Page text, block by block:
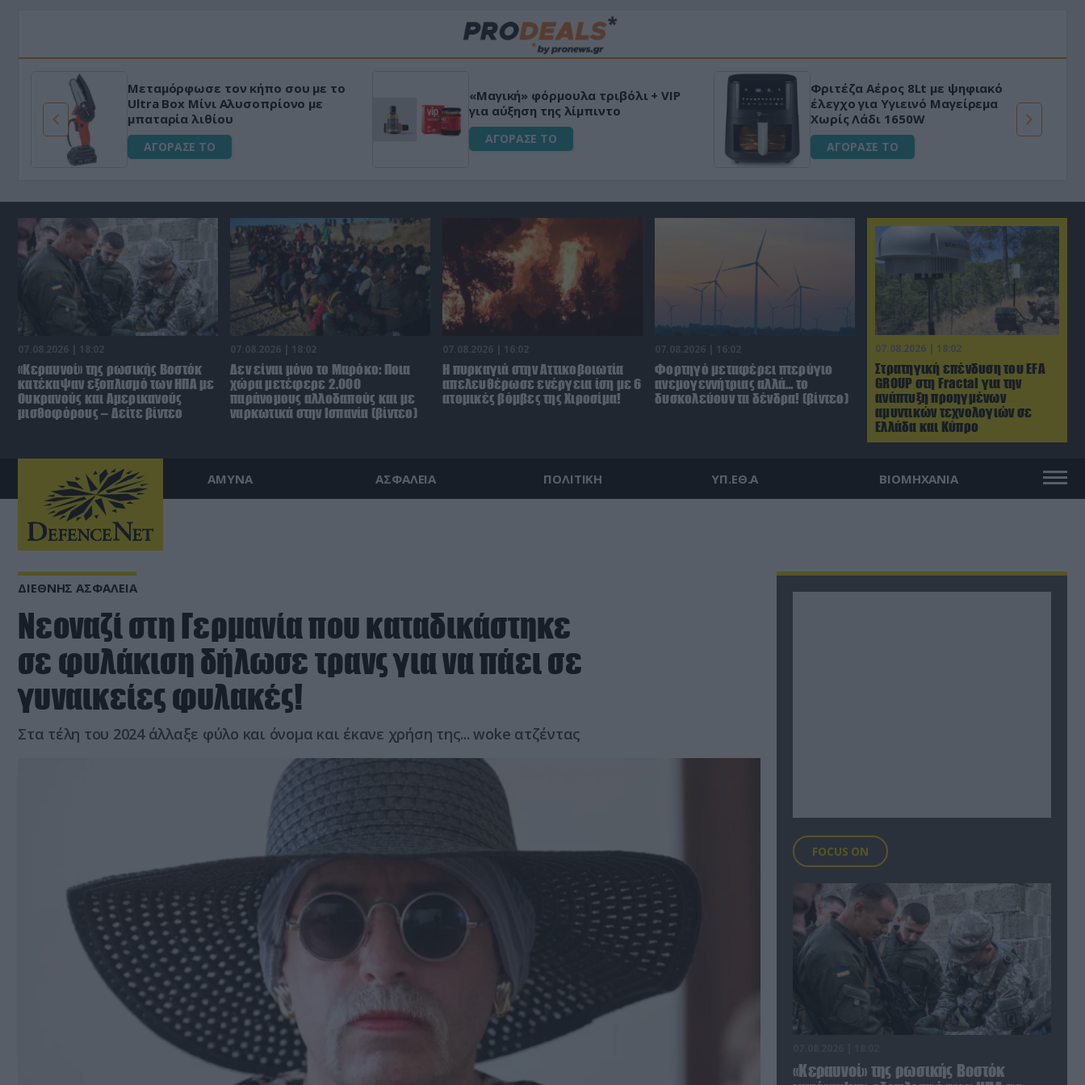
Μεταμόρφωσε τον κήπο σου με το
Ultra Box Μίνι Αλυσοπρίονο με
μπαταρία λιθίου
ΑΓΟΡΑΣΕ ΤΟ
«Μαγική» φόρμουλα τριβόλι + VIP
για αύξηση της λίμπιντο
ΑΓΟΡΑΣΕ ΤΟ
Φριτέζα Αέρος 8Lt με ψηφιακό
έλεγχο για Υγιεινό Μαγείρεμα
Χωρίς Λάδι 1650W
ΑΓΟΡΑΣΕ ΤΟ
07.08.2026 | 18:02
Στρατηγική επένδυση του EFA
GROUP στη Fractal για την
ανάπτυξη προηγμένων
αμυντικών τεχνολογιών σε
Ελλάδα και Κύπρο
07.08.2026 | 18:02
«Κεραυνοί» της ρωσικής Βοστόκ
κατέκαψαν εξοπλισμό των ΗΠΑ με
Ουκρανούς και Αμερικανούς
μισθοφόρους – Δείτε βίντεο
07.08.2026 | 18:02
Δεν είναι μόνο το Μαρόκο: Ποια
χώρα μετέφερε 2.000
παράνομους αλλοδαπούς και με
ναρκωτικά στην Ισπανία (βίντεο)
07.08.2026 | 16:02
Η πυρκαγιά στην Αττικοβοιωτία
απελευθέρωσε ενέργεια ίση με 6
ατομικές βόμβες της Χιροσίμα!
07.08.2026 | 16:02
Φορτηγό μεταφέρει πτερύγιο
ανεμογεννήτριας αλλά… το
δυσκολεύουν τα δένδρα! (βίντεο)
ΑΜΥΝΑ ΑΣΦΑΛΕΙΑ ΠΟΛΙΤΙΚΗ ΥΠ.ΕΘ.Α ΒΙΟΜΗΧΑΝΙΑ
ΔΙΕΘΝΗΣ ΑΣΦΑΛΕΙΑ
Νεοναζί στη Γερμανία που καταδικάστηκε
σε φυλάκιση δήλωσε τρανς για να πάει σε
γυναικείες φυλακές!
Στα τέλη του 2024 άλλαξε φύλο και όνομα και έκανε χρήση της... woke ατζέντας
FOCUS ON
«Κεραυνοί» της ρωσικής Βοστόκ